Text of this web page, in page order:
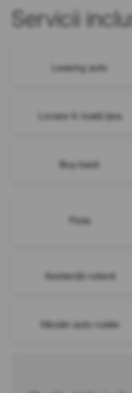
Servicii
Leasing auto
Livrare în toată țara
Buy-back
Flote
Asistență rutieră
Vânzări auto rulate